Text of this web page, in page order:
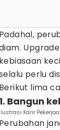
Padahal,
kebiasaan
perlu
Berikut lima
1. Bangun
Ilustrasi Karir
Perubahan